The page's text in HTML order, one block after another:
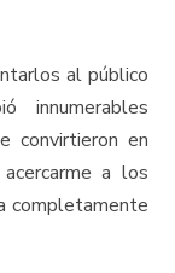
al público
innumerables
convirtieron en
a los
completamente